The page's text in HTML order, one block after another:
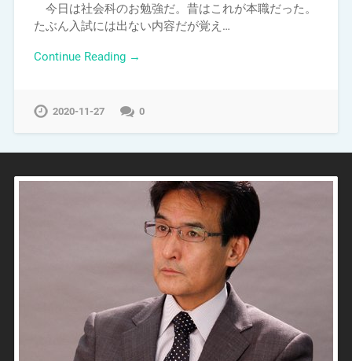
今日は社会科のお勉強だ。昔はこれが本職だった。
たぶん入試には出ない内容だが覚え…
Continue Reading →
2020-11-27 0